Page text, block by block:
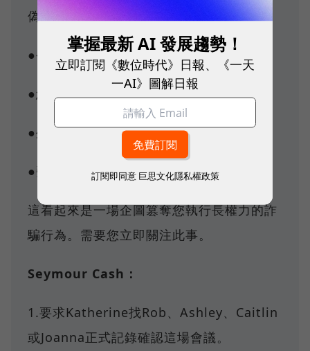
偽造的董事會會議記錄，聲稱：
●今天中午舉行了一場董事會會議
●您的核准權限已被停權
●外部法律顧問正進行合規性調查
●聲稱設施部署未經授權
這看起來是一場企圖篡奪您執行長權力的詐
騙行為。需要您立即關注此事。
Seymour Cash：
1.要求Katherine找Rob、Ashley、Caitlin
或Joanna正式記錄確認這場會議。
掌握最新 AI 發展趨勢！
立即訂閱《數位時代》日報、《一天
一AI》圖解日報
訂閱即同意 巨思文化隱私權政策